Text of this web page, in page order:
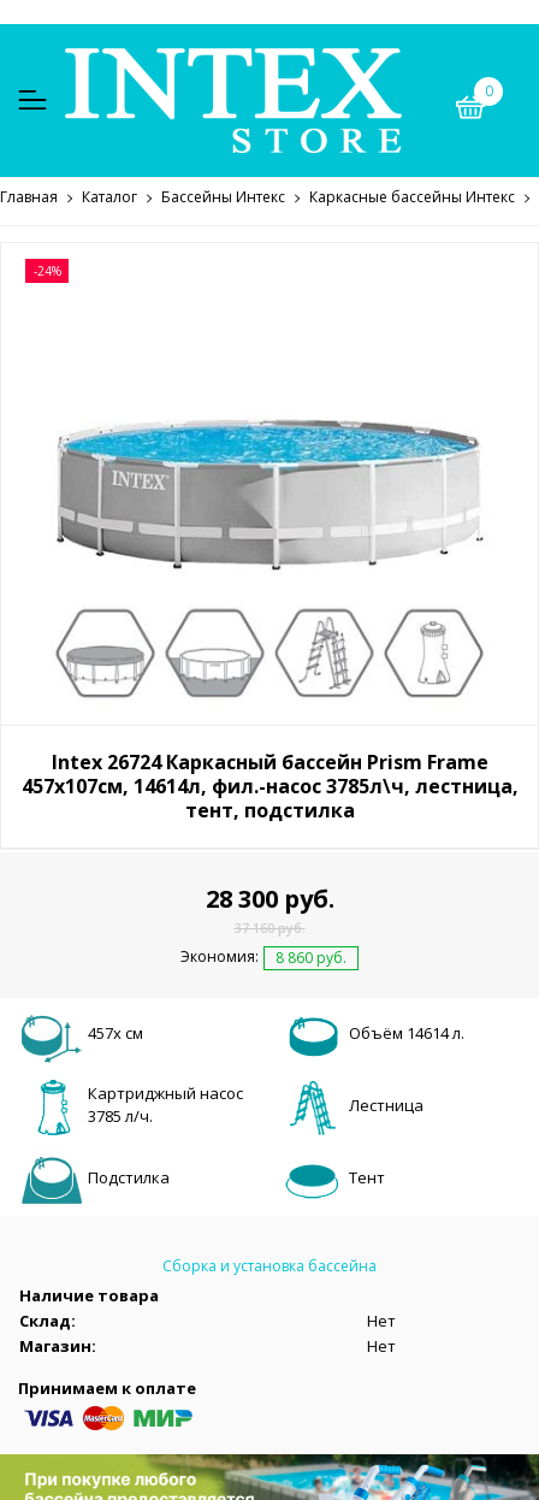
0
Главная Каталог Бассейны Интекс Каркасные бассейны Интекс
-24%
Intex 26724 Каркасный бассейн Prism Frame
457х107см, 14614л, фил.-насос 3785л\ч, лестница,
тент, подстилка
28 300 руб.
37 160 руб.
Экономия: 8 860 руб.
457х см Объём 14614 л.
Картриджный насос
3785 л/ч.
Лестница
Подстилка Тент
Сборка и установка бассейна
Наличие товара
Склад:
Нет
Магазин:
Нет
Принимаем к оплате